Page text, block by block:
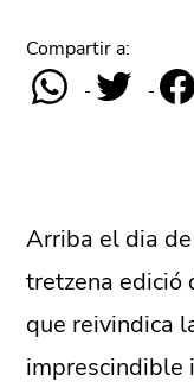
Compartir a:
Arriba el dia
tretzena edició
que reivindica
imprescindible